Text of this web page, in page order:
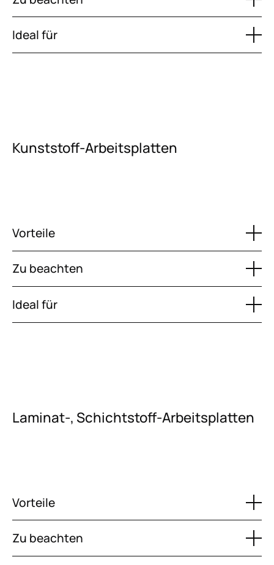
Ideal für
Kunststoff-Arbeitsplatten
Vorteile
Zu beachten
Ideal für
Laminat-, Schichtstoff-Arbeitsplatten
Vorteile
Zu beachten